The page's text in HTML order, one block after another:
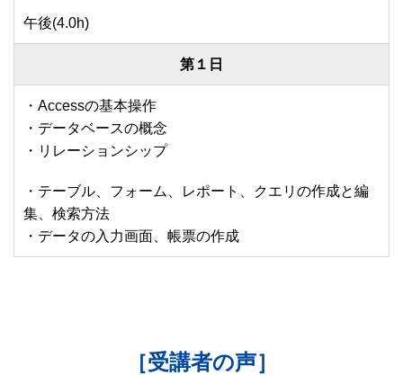
午後(4.0h)
第１日
・Accessの基本操作
・データベースの概念
・リレーションシップ
・テーブル、フォーム、レポート、クエリの作成と編
集、検索方法
・データの入力画面、帳票の作成
［受講者の声］